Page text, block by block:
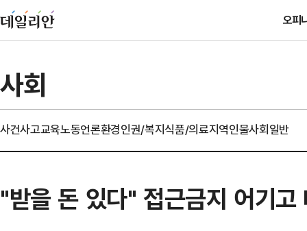
오피
사회
사건사고교육노동언론환경인권/복지식품/의료지역인물사회일반
"받을 돈 있다" 접근금지 어기